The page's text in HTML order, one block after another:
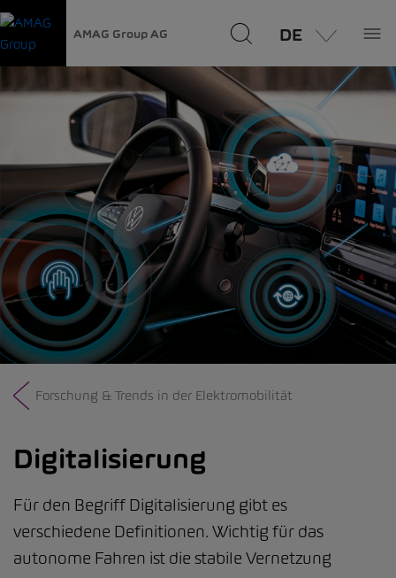
AMAG Group AG DE
Forschung & Trends in der Elektromobilität
Digitalisierung
Für den Begriff Digitalisierung gibt es
verschiedene Definitionen. Wichtig für das
autonome Fahren ist die stabile Vernetzung